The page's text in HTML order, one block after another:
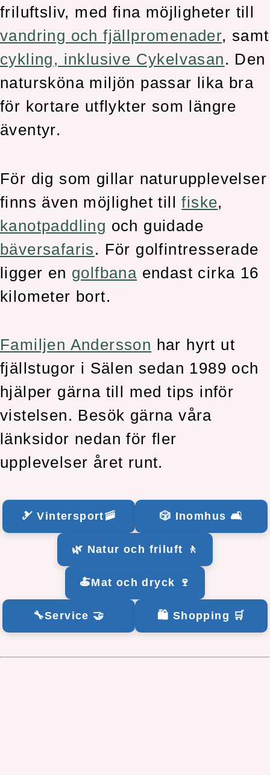
friluftsliv, med fina möjligheter till
vandring och fjällpromenader, samt
cykling, inklusive Cykelvasan. Den
natursköna miljön passar lika bra
för kortare utflykter som längre
äventyr.
För dig som gillar naturupplevelser
finns även möjlighet tillfiske,
kanotpaddling och guidade
bäversafaris. För golfintresserade
ligger en golfbana endast cirka 16
kilometer bort.
Familjen Andersson har hyrt ut
fjällstugor i Sälen sedan 1989 och
hjälper gärna till med tips inför
vistelsen. Besök gärna våra
länksidor nedan för fler
upplevelser året runt.
🎿 Vintersport🚠 🎲 Inomhus 🛋️
🌿 Natur och friluft 🚶
🍝Mat och dryck 🍷
🔧Service 🤝 🛍️ Shopping 🛒